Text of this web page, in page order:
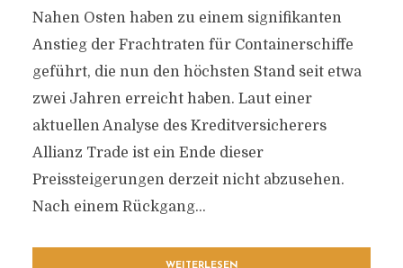
Nahen Osten haben zu einem signifikanten
Anstieg der Frachtraten für Containerschiffe
geführt, die nun den höchsten Stand seit etwa
zwei Jahren erreicht haben. Laut einer
aktuellen Analyse des Kreditversicherers
Allianz Trade ist ein Ende dieser
Preissteigerungen derzeit nicht abzusehen.
Nach einem Rückgang...
WEITERLESEN